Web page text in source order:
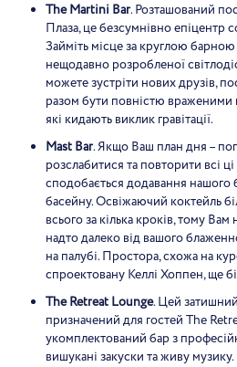
The Martini Bar. Розташований
Плаза, це безсумнівно епіцентр
Займіть місце за круглою
нещодавно розробленої
можете зустріти нових друзів,
разом бути повністю враженими
які кидають виклик гравітації.
Mast Bar. Якщо Ваш план дня –
розслабитися та повторити всі
сподобається додавання нашого
басейну. Освіжаючий коктейль
всього за кілька кроків, тому
надто далеко від вашого
на палубі. Простора, схожа на
спроектовану Келлі Хоппен, ще
The Retreat Lounge. Цей
призначений для гостей The
укомплектований бар з
вишукані закуски та живу музику.